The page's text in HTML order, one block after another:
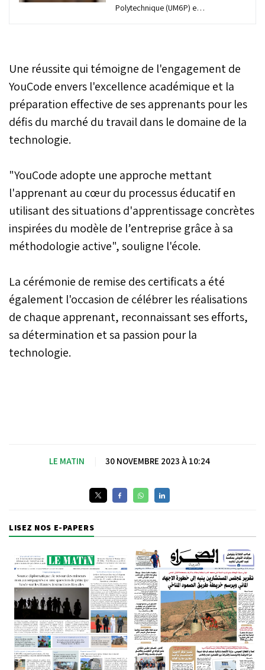
Polytechnique (UM6P) et
afin d'unir leurs forces
dans le développement de
répondant aux défis
croissants des entreprises
Une réussite qui témoigne de l'engagement de
YouCode envers l'excellence académique et la
préparation effective de ses apprenants pour les
défis du marché du travail dans le domaine de la
technologie.
"YouCode adopte une approche mettant
l'apprenant au cœur du processus éducatif en
utilisant des situations d'apprentissage concrètes
inspirées du modèle de l’entreprise grâce à sa
méthodologie active", souligne l'école.
La cérémonie de remise des certificats a été
également l'occasion de célébrer les réalisations
de chaque apprenant, reconnaissant ses efforts,
sa détermination et sa passion pour la
technologie.
LE MATIN 30 NOVEMBRE 2023 À 10:24
LISEZ NOS E-PAPERS